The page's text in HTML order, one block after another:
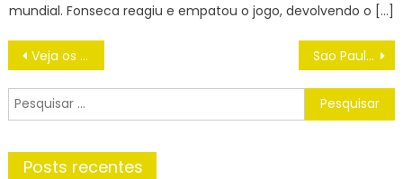
mundial. Fonseca reagiu e empatou o jogo, devolvendo o […]
Navegação
de
Post
Veja os números de Du Queiroz ex-Corinthians, possível reforço Vasco Sao Paulo x Água Santa
Pesquisar
por:
Posts recentes